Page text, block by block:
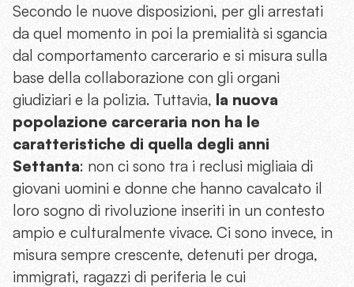
Secondo le nuove disposizioni, per gli arrestati
da quel momento in poi la premialità si sgancia
dal comportamento carcerario e si misura sulla
base della collaborazione con gli organi
giudiziari e la polizia. Tuttavia, la nuova
popolazione carceraria non ha le
caratteristiche di quella degli anni
Settanta: non ci sono tra i reclusi migliaia di
giovani uomini e donne che hanno cavalcato il
loro sogno di rivoluzione inseriti in un contesto
ampio e culturalmente vivace. Ci sono invece, in
misura sempre crescente, detenuti per droga,
immigrati, ragazzi di periferia le cui